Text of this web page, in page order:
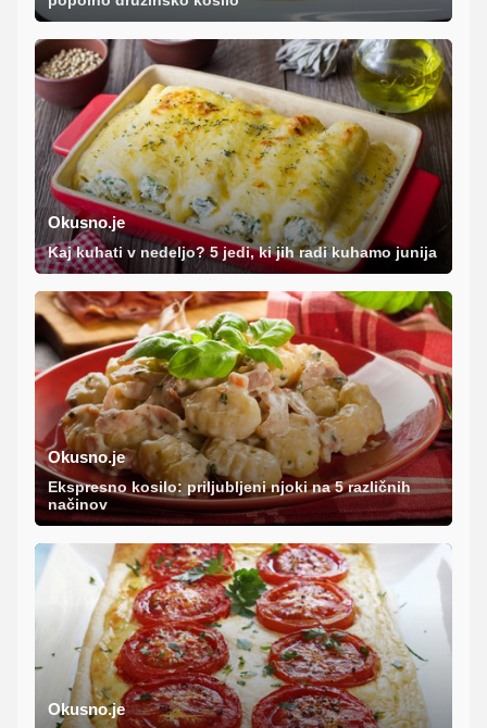
Okusno.je
Kaj kuhati v nedeljo? 5 jedi, ki jih radi kuhamo junija
Okusno.je
Ekspresno kosilo: priljubljeni njoki na 5 različnih
načinov
Okusno.je